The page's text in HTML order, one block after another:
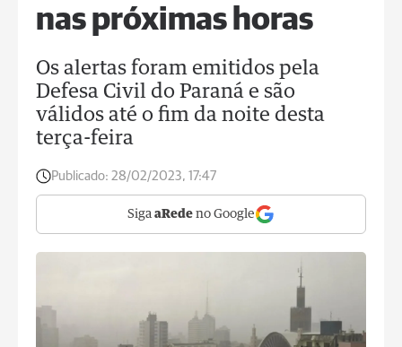
nas próximas horas
Os alertas foram emitidos pela
Defesa Civil do Paraná e são
válidos até o fim da noite desta
terça-feira
Publicado: 28/02/2023, 17:47
Siga aRede no Google